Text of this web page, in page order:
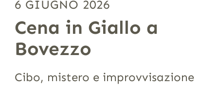
6 GIUGNO 2026
Cena in Giallo a
Bovezzo
Cibo, mistero e improvvisazione